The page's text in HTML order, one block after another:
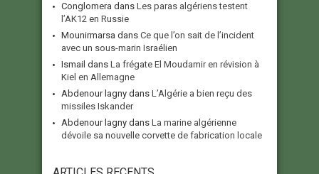
Conglomera dans Les paras algériens testent
l’AK12 en Russie
Mounirmarsa dans Ce que l’on sait de l’incident
avec un sous-marin Israélien
Ismail dans La frégate El Moudamir en révision à
Kiel en Allemagne
Abdenour lagny dans L’Algérie a bien reçu des
missiles Iskander
Abdenour lagny dans La marine algérienne
dévoile sa nouvelle corvette de fabrication locale